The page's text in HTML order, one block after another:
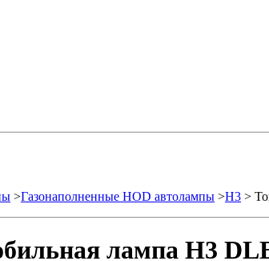
>Газонаполненные HOD автолампы >H3 >
лампа H3